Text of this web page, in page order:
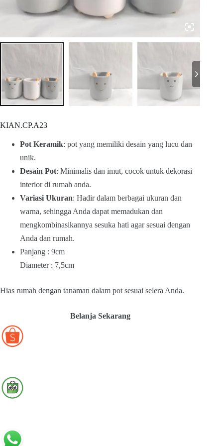
KIAN.CP.A23
Pot Keramik: pot yang memiliki desain yang lucu dan
unik.
Desain Pot: Minimalis dan imut, cocok untuk dekorasi
interior di rumah anda.
Variasi Ukuran: Hadir dalam berbagai ukuran dan
warna, sehingga Anda dapat memadukan dan
mengkombinasikannya sesuka hati agar sesuai dengan
Anda dan rumah.
Panjang : 9cm
Diameter : 7,5cm
Hias rumah dengan tanaman dalam pot sesuai selera Anda.
Belanja Sekarang